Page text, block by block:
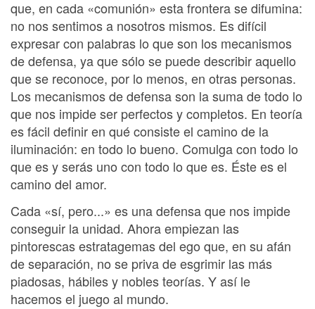
que, en cada «comunión» esta frontera se difumina:
no nos sentimos a nosotros mismos. Es difícil
expresar con palabras lo que son los mecanismos
de defensa, ya que sólo se puede describir aquello
que se reconoce, por lo menos, en otras personas.
Los mecanismos de defensa son la suma de todo lo
que nos impide ser perfectos y completos. En teoría
es fácil definir en qué consiste el camino de la
iluminación: en todo lo bueno. Comulga con todo lo
que es y serás uno con todo lo que es. Éste es el
camino del amor.
Cada «sí, pero...» es una defensa que nos impide
conseguir la unidad. Ahora empiezan las
pintorescas estratagemas del ego que, en su afán
de separación, no se priva de esgrimir las más
piadosas, hábiles y nobles teorías. Y así le
hacemos el juego al mundo.